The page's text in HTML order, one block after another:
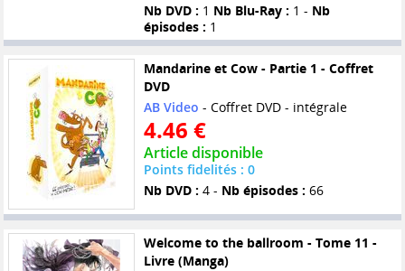
Nb DVD : 1 Nb Blu-Ray : 1 - Nb
épisodes : 1
Mandarine et Cow - Partie 1 - Coffret
DVD
AB Video - Coffret DVD - intégrale
4.46 €
Article disponible
Points fidelités : 0
Nb DVD : 4 - Nb épisodes : 66
Welcome to the ballroom - Tome 11 -
Livre (Manga)